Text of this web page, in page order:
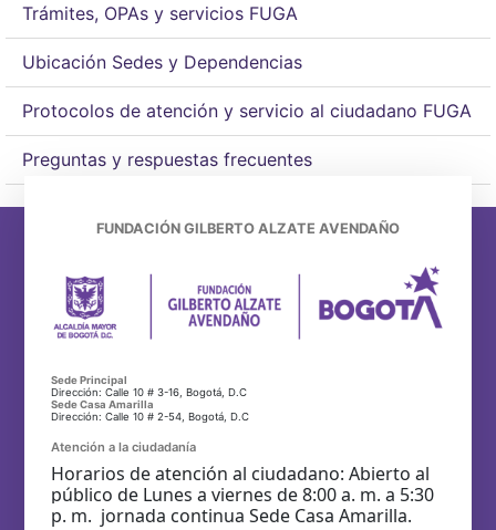
Trámites, OPAs y servicios FUGA
Ubicación Sedes y Dependencias
Protocolos de atención y servicio al ciudadano FUGA
Preguntas y respuestas frecuentes
FUNDACIÓN GILBERTO ALZATE AVENDAÑO
Sede Principal
Dirección: Calle 10 # 3-16, Bogotá, D.C
Sede Casa Amarilla
Dirección: Calle 10 # 2-54, Bogotá, D.C
Atención a la ciudadanía
Horarios de atención al ciudadano: Abierto al
público de Lunes a viernes de 8:00 a. m. a 5:30
p. m. jornada continua Sede Casa Amarilla.